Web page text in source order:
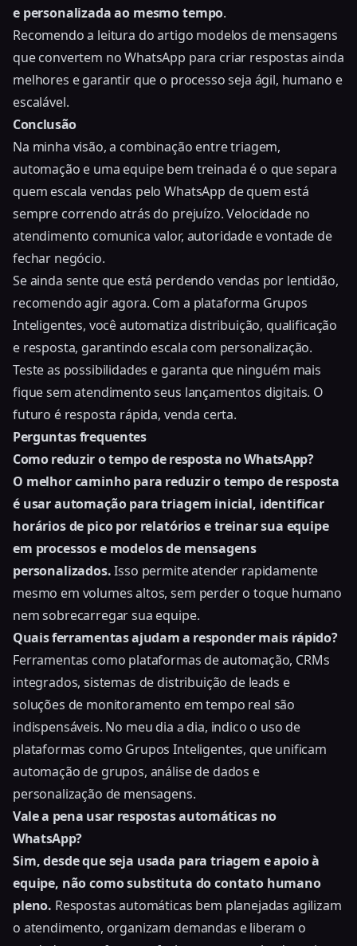
e personalizada ao mesmo tempo.
Recomendo a leitura do artigo modelos de mensagens
que convertem no WhatsApp para criar respostas ainda
melhores e garantir que o processo seja ágil, humano e
escalável.
Conclusão
Na minha visão, a combinação entre triagem,
automação e uma equipe bem treinada é o que separa
quem escala vendas pelo WhatsApp de quem está
sempre correndo atrás do prejuízo. Velocidade no
atendimento comunica valor, autoridade e vontade de
fechar negócio.
Se ainda sente que está perdendo vendas por lentidão,
recomendo agir agora. Com a plataforma Grupos
Inteligentes, você automatiza distribuição, qualificação
e resposta, garantindo escala com personalização.
Teste as possibilidades e garanta que ninguém mais
fique sem atendimento seus lançamentos digitais. O
futuro é resposta rápida, venda certa.
Perguntas frequentes
Como reduzir o tempo de resposta no WhatsApp?
O melhor caminho para reduzir o tempo de resposta
é usar automação para triagem inicial, identificar
horários de pico por relatórios e treinar sua equipe
em processos e modelos de mensagens
personalizados.Isso permite atender rapidamente
mesmo em volumes altos, sem perder o toque humano
nem sobrecarregar sua equipe.
Quais ferramentas ajudam a responder mais rápido?
Ferramentas como plataformas de automação, CRMs
integrados, sistemas de distribuição de leads e
soluções de monitoramento em tempo real são
indispensáveis. No meu dia a dia, indico o uso de
plataformas como Grupos Inteligentes, que unificam
automação de grupos, análise de dados e
personalização de mensagens.
Vale a pena usar respostas automáticas no
WhatsApp?
Sim, desde que seja usada para triagem e apoio à
equipe, não como substituta do contato humano
pleno. Respostas automáticas bem planejadas agilizam
o atendimento, organizam demandas e liberam o